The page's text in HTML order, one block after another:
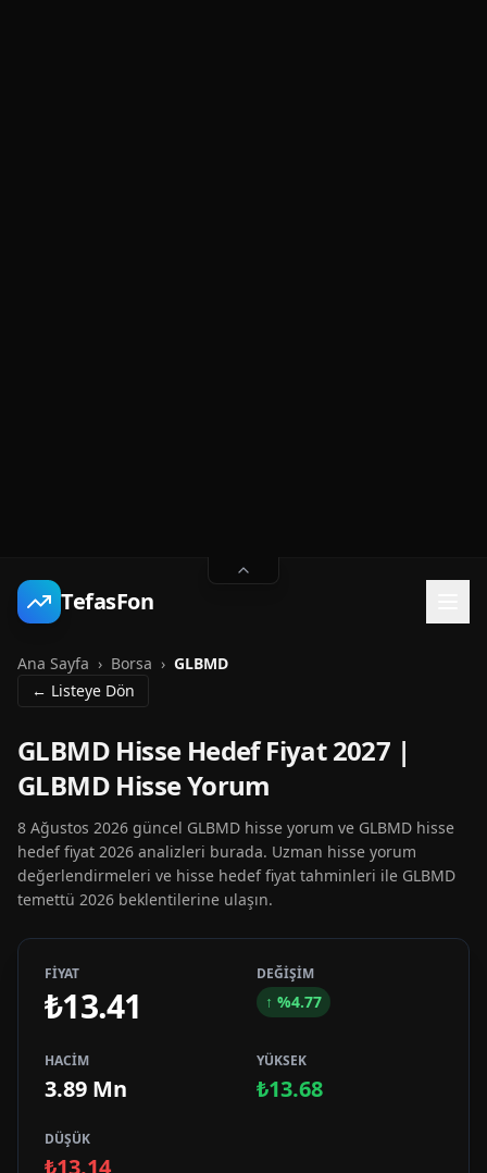
TefasFon
Ana Sayfa › Borsa › GLBMD
← Listeye Dön
GLBMD Hisse Hedef Fiyat 2027 |
GLBMD Hisse Yorum
8 Ağustos 2026 güncel GLBMD hisse yorum ve GLBMD hisse
hedef fiyat 2026 analizleri burada. Uzman hisse yorum
değerlendirmeleri ve hisse hedef fiyat tahminleri ile GLBMD
temettü 2026 beklentilerine ulaşın.
FİYAT
₺13.41
DEĞİŞİM
↑ %4.77
HACİM
3.89 Mn
YÜKSEK
₺13.68
DÜŞÜK
₺13.14